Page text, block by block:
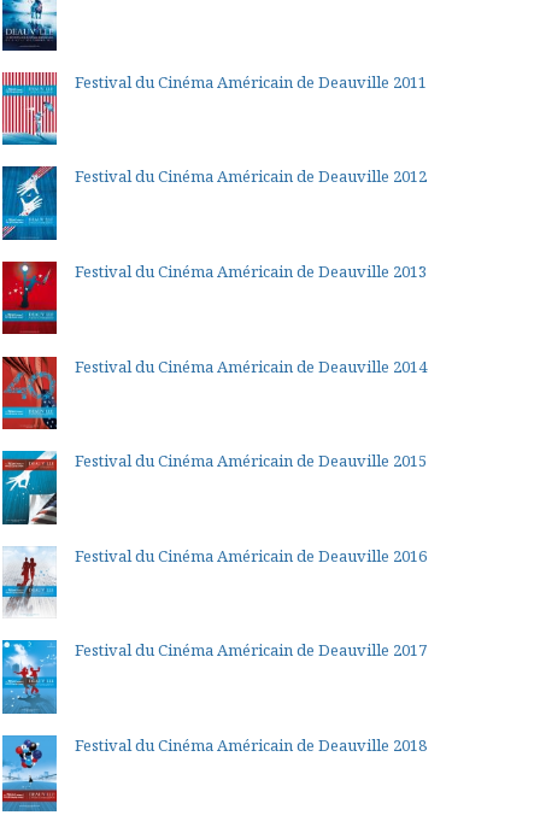
Festival du Cinéma Américain de Deauville 2011
Festival du Cinéma Américain de Deauville 2012
Festival du Cinéma Américain de Deauville 2013
Festival du Cinéma Américain de Deauville 2014
Festival du Cinéma Américain de Deauville 2015
Festival du Cinéma Américain de Deauville 2016
Festival du Cinéma Américain de Deauville 2017
Festival du Cinéma Américain de Deauville 2018